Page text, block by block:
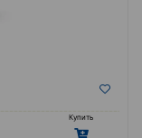
Купить